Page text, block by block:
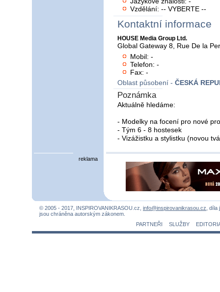
Vzdělání: -- VYBERTE --
Kontaktní informace
HOUSE Media Group Ltd.
Global Gateway 8, Rue De la
Mobil: -
Telefon: -
Fax: -
Oblast působení - ČESKÁ
Poznámka
Aktuálně hledáme:
- Modelky na focení pro nové
- Tým 6 - 8 hostesek
- Vizážistku a stylistku (novou
reklama
© 2005 - 2017, INSPIROVANIKRASOU.cz, info@inspirovanikrasou.cz ,
jsou chráněna autorským zákonem.
PARTNEŘI
SLUŽBY